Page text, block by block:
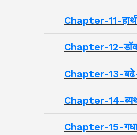
Chapter-11-
Chapter-12-
Chapter-13-
Chapter-14-
Chapter-15-